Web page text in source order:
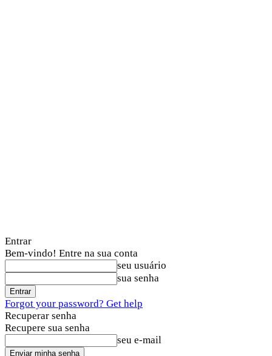
Entrar
Bem-vindo! Entre na sua conta
seu usuário
sua senha
Forgot your password? Get help
Recuperar senha
Recupere sua senha
seu e-mail